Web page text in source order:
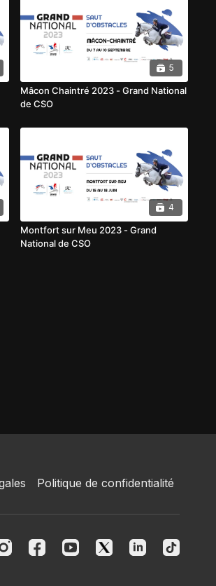
5
Mâcon Chaintré 2023 - Grand National
de CSO
4
Montfort sur Meu 2023 - Grand
National de CSO
Politique de confidentialité